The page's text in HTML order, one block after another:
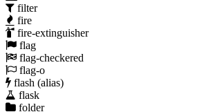
filter
fire
fire-extinguisher
flag
flag-checkered
flag-o
flash (alias)
flask
folder